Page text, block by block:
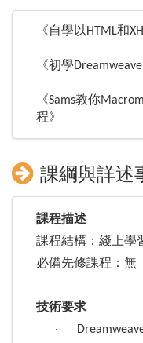
《自學以HTML和
《初學
《Sams教你
程》
課綱與詳述
課程描述
課程結構：綫上學
必備先修課程：無
技術要求
‧